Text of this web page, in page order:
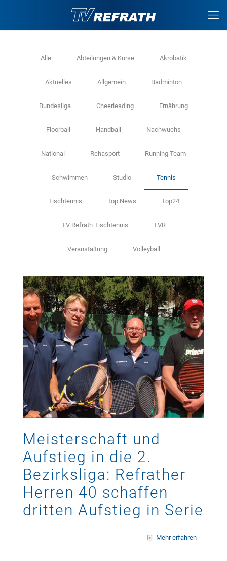
Alle Abteilungen & Kurse Akrobatik
Aktuelles Allgemein Badminton
Bundesliga Cheerleading Ernährung
Floorball Handball Nachwuchs
National Rehasport Running Team
Schwimmen Studio Tennis
Tischtennis Top News Top24
TV Refrath Tischtennis TVR
Veranstaltung Volleyball
Meisterschaft und
Aufstieg in die 2.
Bezirksliga: Refrather
Herren 40 schaffen
dritten Aufstieg in Serie
Mehr erfahren